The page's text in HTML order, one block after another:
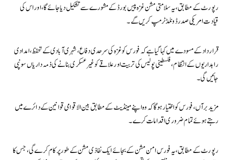
رپورٹ کے مطابق، یہ سلامتی مشن غزہ پیس بورڈ کے مشورے سے تشکیل دیا جائے گا، اور اس کی
قیادت امریکی صدر ڈونلڈ ٹرمپ کریں گے۔
قرارداد کے مسودے میں کہا گیا ہے کہ فورس کو غزہ کی سرحدی دفاع، شہری آبادی کے تحفظ، امدادی
راہداریوں کے انتظام، فلسطینی پولیس کی تربیت اور علاقے کو غیر عسکری بنانے کی ذمہ داریاں سونپی
جائیں گی۔
مزید برآں، فورس کو اختیار ہوگا کہ وہ اپنے مینڈیٹ کے مطابق بین الاقوامی قوانین کے دائرے میں
رہتے ہوئے تمام ضروری اقدامات کرے۔
رپورٹ کے مطابق، یہ فورس امن مشن کے بجائے ایک نفاذی مشن کے طور پر کام کرے گی، جس کا